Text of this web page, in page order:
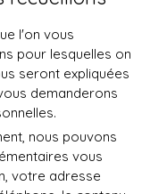
l'on vous
pour lesquelles on
seront expliquées
demanderons
nous pouvons
vous
votre adresse